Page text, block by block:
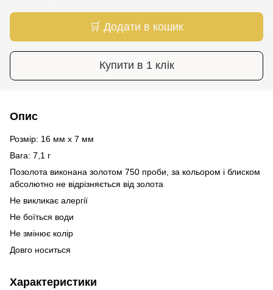
🛒 Додати в кошик
Купити в 1 клік
Опис
Розмір: 16 мм х 7 мм
Вага: 7,1 г
Позолота виконана золотом 750 проби, за кольором і блиском
абсолютно не відрізняється від золота
Не викликає алергії
Не боїться води
Не змінює колір
Довго носиться
Характеристики